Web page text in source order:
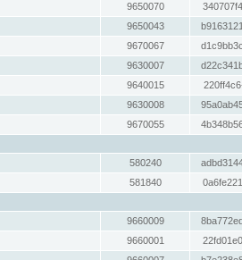
9650070
9650043
9670067
9630007
9640015
9630008
9670055
580240
581840
9660009
9660001